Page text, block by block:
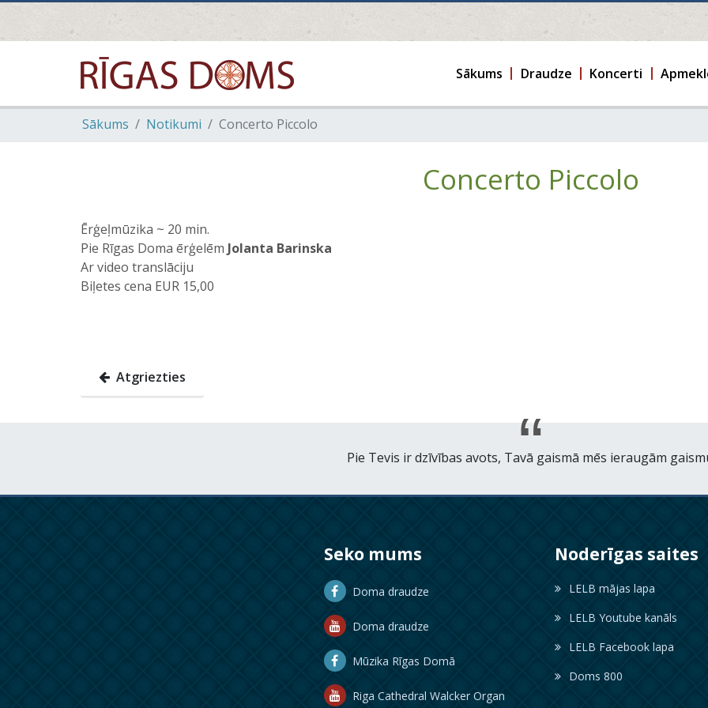
Sākums Draudze Koncerti
Sākums Notikumi Concerto Piccolo
Concerto Piccolo
Ērģeļmūzika ~ 20 min.
Pie Rīgas Doma ērģelēm Jolanta Barinska
Ar video translāciju
Biļetes cena EUR 15,00
Atgriezties
Pie Tevis ir dzīvības avots, Tavā gaismā mēs ieraugām
Seko mums
Doma draudze
Doma draudze
Mūzika Rīgas Domā
Riga Cathedral Walcker Organ
Noderīgas saites
LELB mājas lapa
LELB Youtube kanāls
LELB Facebook lapa
Doms 800